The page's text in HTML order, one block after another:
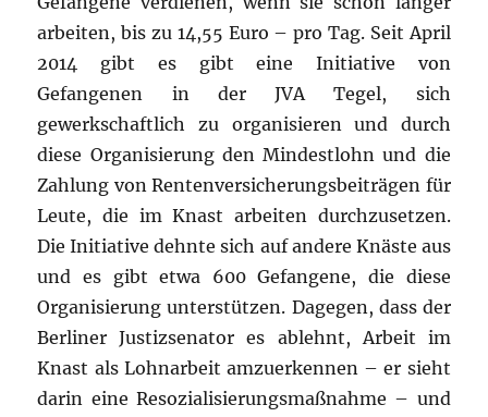
arbeiten, bis zu 14,55 Euro – pro Tag. Seit April
2014 gibt es gibt eine Initiative von
Gefangenen in der JVA Tegel, sich
gewerkschaftlich zu organisieren und durch
diese Organisierung den Mindestlohn und die
Zahlung von Rentenversicherungsbeiträgen für
Leute, die im Knast arbeiten durchzusetzen.
Die Initiative dehnte sich auf andere Knäste aus
und es gibt etwa 600 Gefangene, die diese
Organisierung unterstützen. Dagegen, dass der
Berliner Justizsenator es ablehnt, Arbeit im
Knast als Lohnarbeit amzuerkennen – er sieht
darin eine Resozialisierungsmaßnahme – und